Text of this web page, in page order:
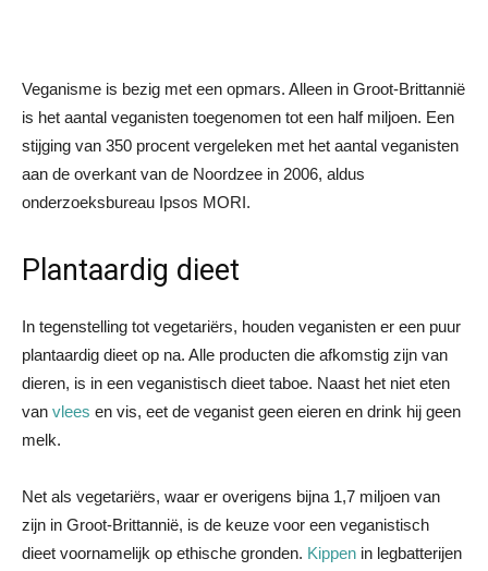
Veganisme is bezig met een opmars. Alleen in Groot-Brittannië
is het aantal veganisten toegenomen tot een half miljoen. Een
stijging van 350 procent vergeleken met het aantal veganisten
aan de overkant van de Noordzee in 2006, aldus
onderzoeksbureau Ipsos MORI.
Plantaardig dieet
In tegenstelling tot vegetariërs, houden veganisten er een puur
plantaardig dieet op na. Alle producten die afkomstig zijn van
dieren, is in een veganistisch dieet taboe. Naast het niet eten
van vlees en vis, eet de veganist geen eieren en drink hij geen
melk.
Net als vegetariërs, waar er overigens bijna 1,7 miljoen van
zijn in Groot-Brittannië, is de keuze voor een veganistisch
dieet voornamelijk op ethische gronden. Kippen in legbatterijen